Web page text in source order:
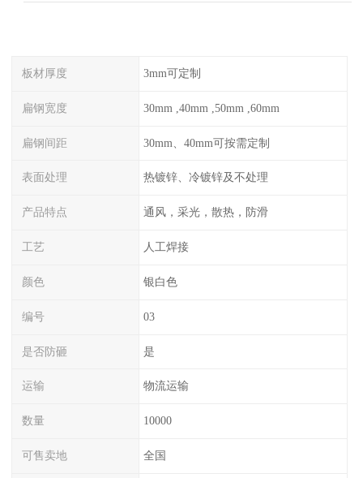
板材厚度 3mm可定制
扁钢宽度 30mm ,40mm ,50mm ,60mm
扁钢间距 30mm、40mm可按需定制
表面处理 热镀锌、冷镀锌及不处理
产品特点 通风，采光，散热，防滑
工艺 人工焊接
颜色 银白色
编号 03
是否防砸 是
运输 物流运输
数量 10000
可售卖地 全国